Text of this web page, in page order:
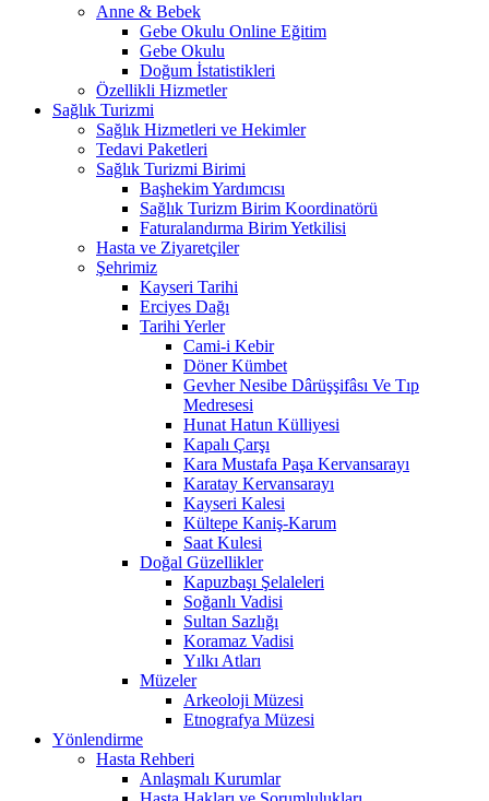
Anne & Bebek
Gebe Okulu Online Eğitim
Gebe Okulu
Doğum İstatistikleri
Özellikli Hizmetler
Sağlık Turizmi
Sağlık Hizmetleri ve Hekimler
Tedavi Paketleri
Sağlık Turizmi Birimi
Başhekim Yardımcısı
Sağlık Turizm Birim Koordinatörü
Faturalandırma Birim Yetkilisi
Hasta ve Ziyaretçiler
Şehrimiz
Kayseri Tarihi
Erciyes Dağı
Tarihi Yerler
Cami-i Kebir
Döner Kümbet
Gevher Nesibe Dârüşşifâsı Ve Tıp
Medresesi
Hunat Hatun Külliyesi
Kapalı Çarşı
Kara Mustafa Paşa Kervansarayı
Karatay Kervansarayı
Kayseri Kalesi
Kültepe Kaniş-Karum
Saat Kulesi
Doğal Güzellikler
Kapuzbaşı Şelaleleri
Soğanlı Vadisi
Sultan Sazlığı
Koramaz Vadisi
Yılkı Atları
Müzeler
Arkeoloji Müzesi
Etnografya Müzesi
Yönlendirme
Hasta Rehberi
Anlaşmalı Kurumlar